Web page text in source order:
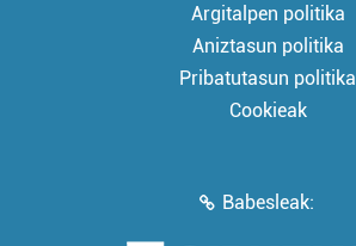
Argitalpen politika
Aniztasun politika
Pribatutasun politika
Cookieak
Babesleak: